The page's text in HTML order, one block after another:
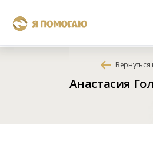
Вернуться
Анастасия